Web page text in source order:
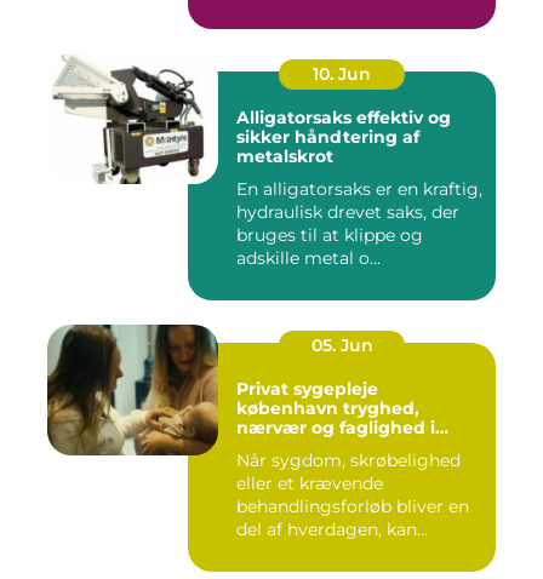
10. Jun
Alligatorsaks effektiv og
sikker håndtering af
metalskrot
En alligatorsaks er en kraftig,
hydraulisk drevet saks, der
bruges til at klippe og
adskille metal o...
05. Jun
Privat sygepleje
københavn tryghed,
nærvær og faglighed i
Når sygdom, skrøbelighed
eller et krævende
behandlingsforløb bliver en
del af hverdagen, kan